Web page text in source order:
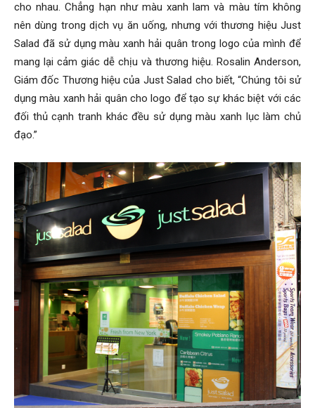
cho nhau. Chẳng hạn như màu xanh lam và màu tím không
nên dùng trong dịch vụ ăn uống, nhưng với thương hiệu Just
Salad đã sử dụng màu xanh hải quân trong logo của mình để
mang lại cảm giác dễ chịu và thương hiệu. Rosalin Anderson,
Giám đốc Thương hiệu của Just Salad cho biết, “Chúng tôi sử
dụng màu xanh hải quân cho logo để tạo sự khác biệt với các
đối thủ cạnh tranh khác đều sử dụng màu xanh lục làm chủ
đạo.”